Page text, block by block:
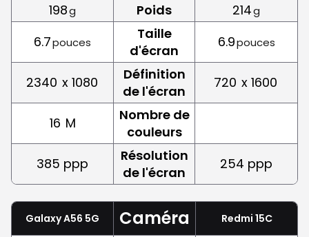
198g Poids 214g
6.7pouces
Taille
d'écran
6.9pouces
2340 x 1080
Définition
de l'écran
720 x 1600
16 M
Nombre de
couleurs
385 ppp
Résolution
de l'écran
254 ppp
Galaxy A56 5G Caméra Redmi 15C